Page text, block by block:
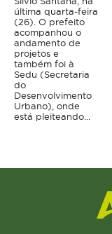
última quarta-feira
(26). O prefeito
acompanhou o
andamento de
projetos e
também foi à
Sedu (Secretaria
do
Desenvolvimento
Urbano), onde
está pleiteando...